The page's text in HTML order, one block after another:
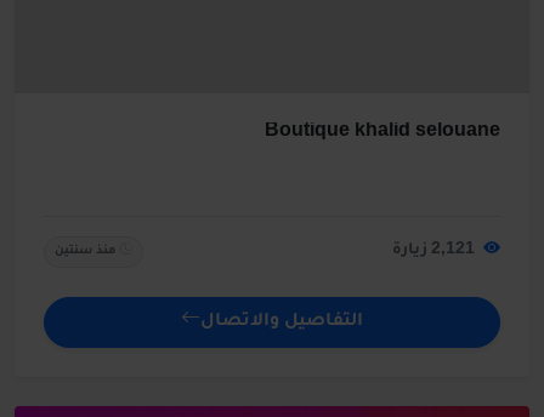
Boutique khalid selouane
منذ سنتين
التفاصيل والاتصال